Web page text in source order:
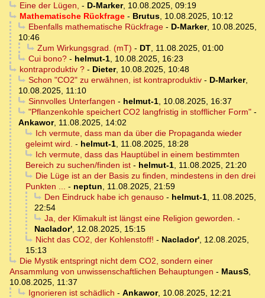
Eine der Lügen, - D-Marker, 10.08.2025, 09:19
Mathematische Rückfrage- Brutus, 10.08.2025, 10:12
Ebenfalls mathematische Rückfrage- D-Marker, 10.08.2025,
10:46
Zum Wirkungsgrad. (mT) - DT, 11.08.2025, 01:00
Cui bono?- helmut-1, 10.08.2025, 16:23
kontraproduktiv ?- Dieter, 10.08.2025, 10:48
Schon "CO2" zu erwähnen, ist kontraproduktiv- D-Marker,
10.08.2025, 11:10
Sinnvolles Unterfangen - helmut-1, 10.08.2025, 16:37
"Pflanzenkohle speichert CO2 langfristig in stofflicher Form"-
Ankawor, 11.08.2025, 14:02
Ich vermute, dass man da über die Propaganda wieder
geleimt wird. - helmut-1, 11.08.2025, 18:28
Ich vermute, dass das Hauptübel in einem bestimmten
Bereich zu suchen/finden ist - helmut-1, 11.08.2025, 21:20
Die Lüge ist an der Basis zu finden, mindestens in den drei
Punkten ... - neptun, 11.08.2025, 21:59
Den Eindruck habe ich genauso- helmut-1, 11.08.2025,
22:54
Ja, der Klimakult ist längst eine Religion geworden. -
Naclador', 12.08.2025, 15:15
Nicht das CO2, der Kohlenstoff! - Naclador', 12.08.2025,
15:13
Die Mystik entspringt nicht dem CO2, sondern einer
Ansammlung von unwissenschaftlichen Behauptungen - MausS,
10.08.2025, 11:37
Ignorieren ist schädlich - Ankawor, 10.08.2025, 12:21